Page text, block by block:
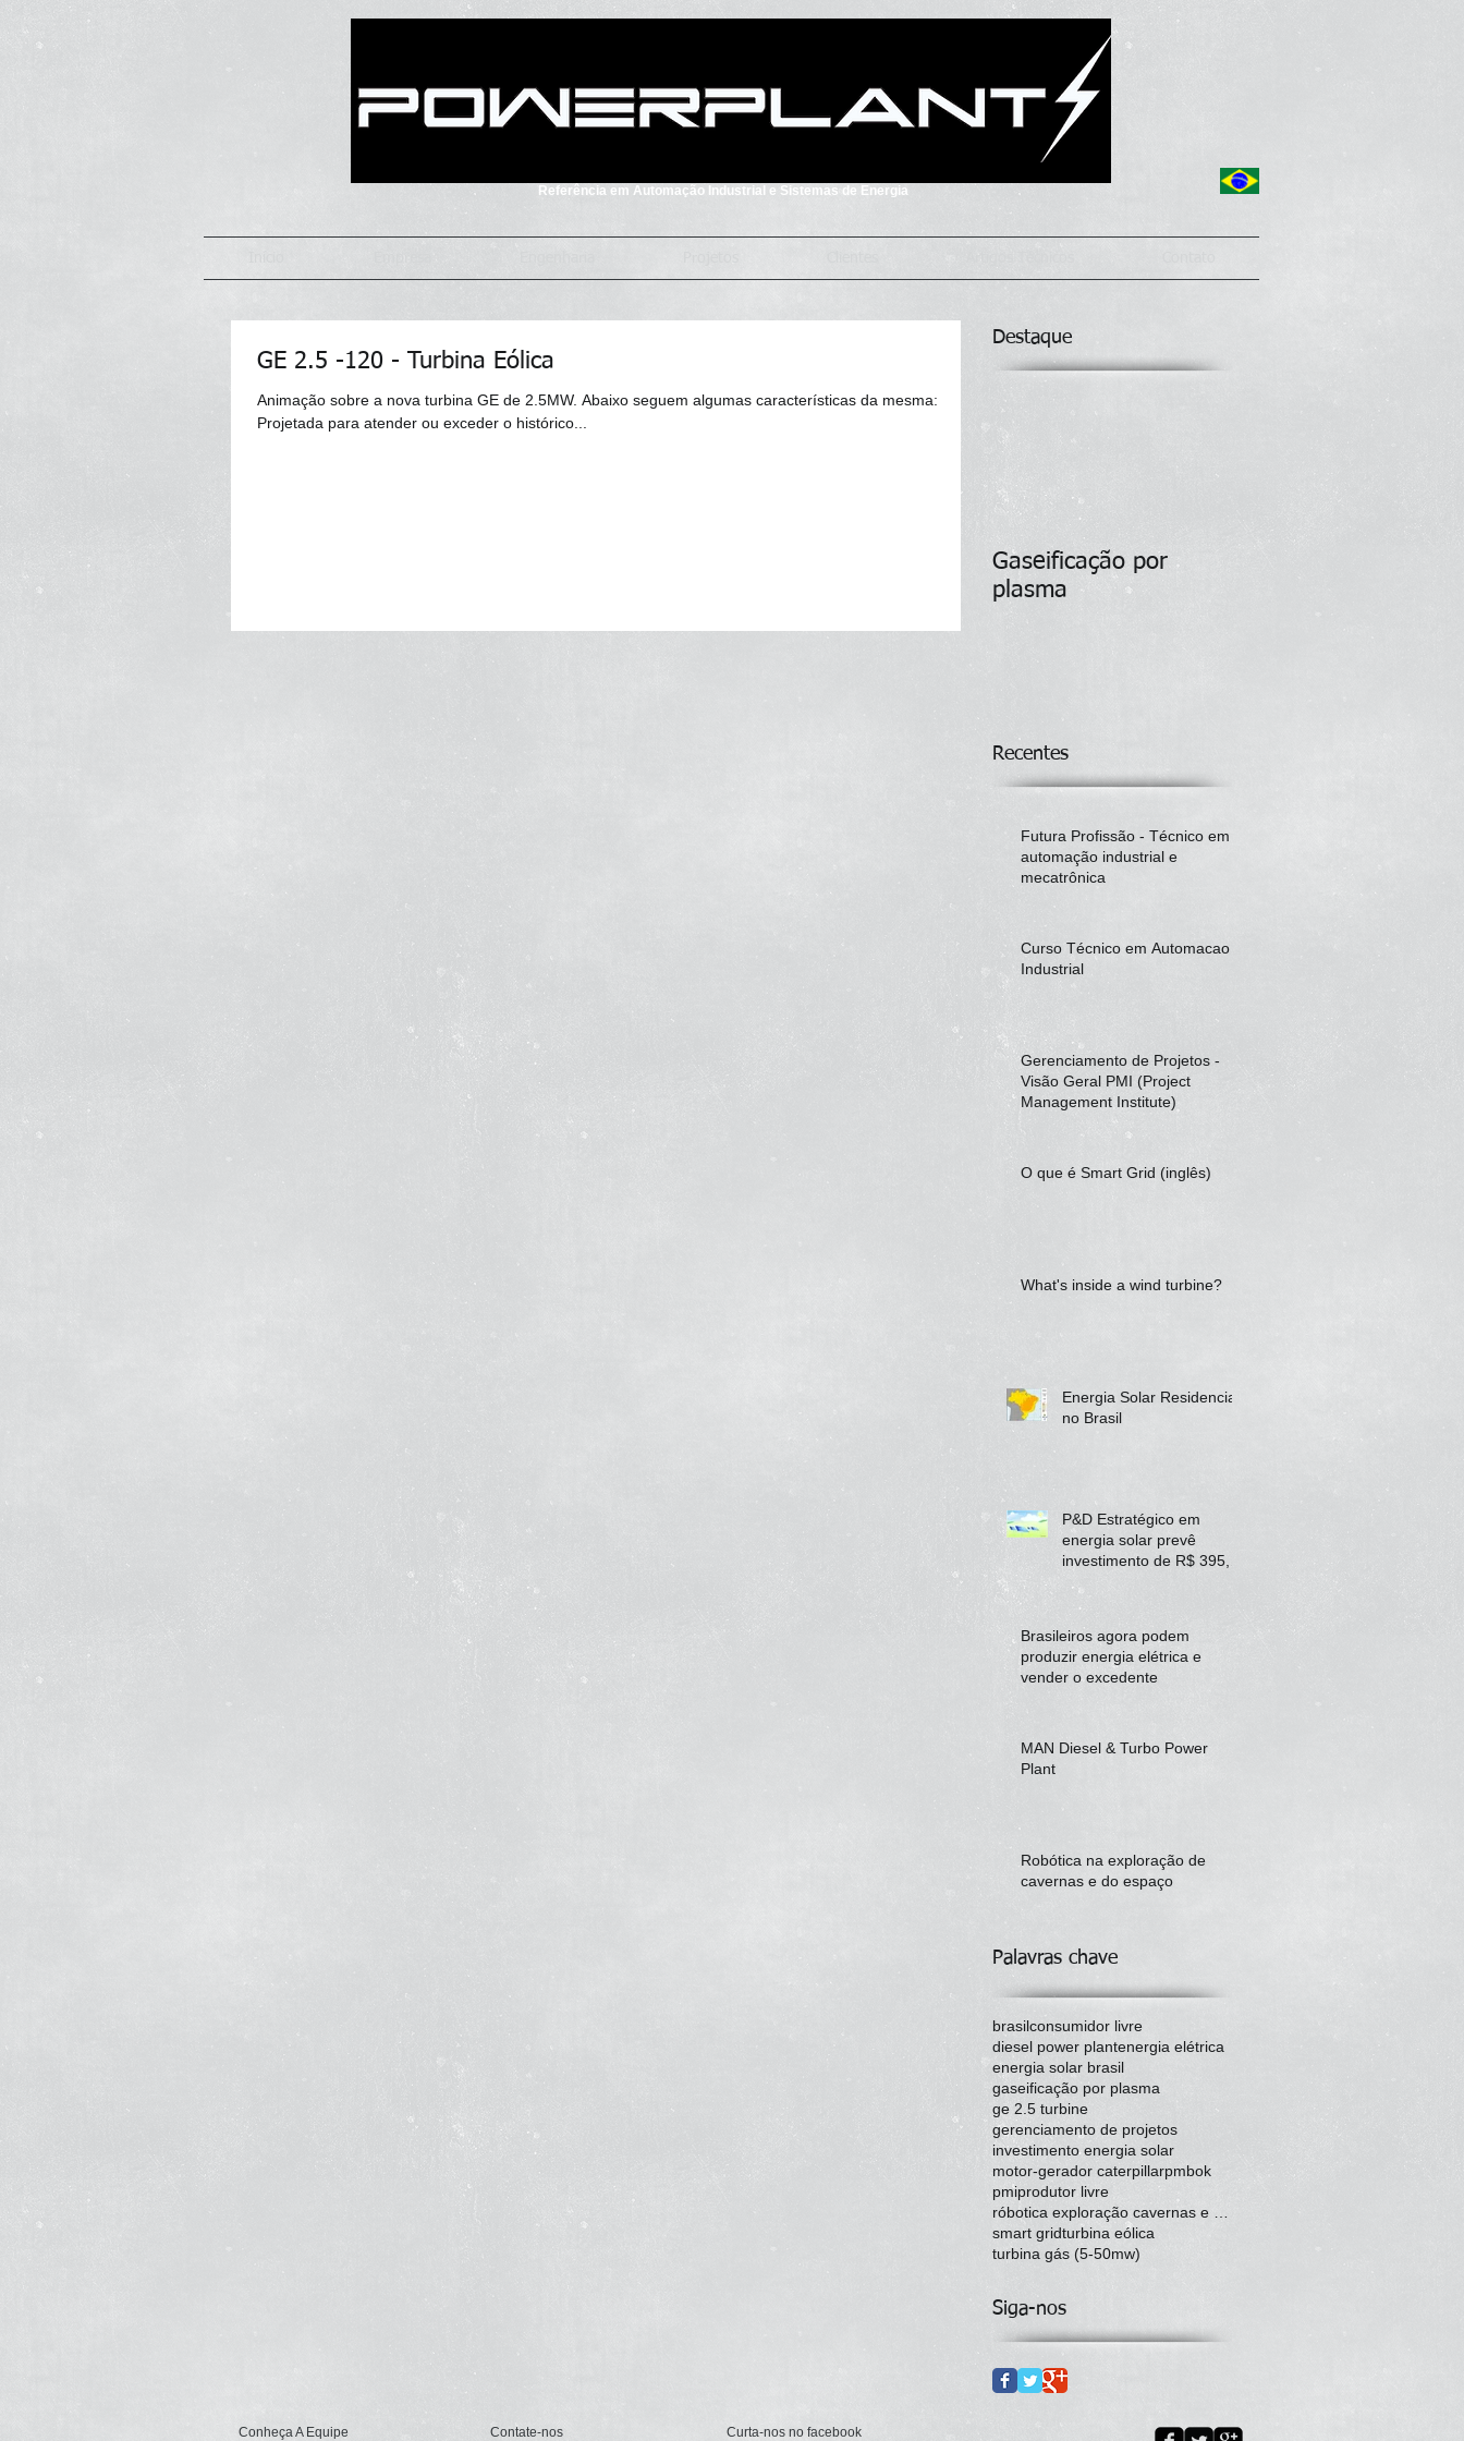
Referência em Automação Industrial e Sistemas de Energia
GE 2.5 -120 - Turbina Eólica
Animação sobre a nova turbina GE de 2.5MW. Abaixo seguem algumas características da mesma:
Projetada para atender ou exceder o histórico...
Destaque
Gaseificação por
plasma
Recentes
Futura Profissão - Técnico em
automação industrial e
mecatrônica
Curso Técnico em Automacao
Industrial
Gerenciamento de Projetos -
Visão Geral PMI (Project
Management Institute)
O que é Smart Grid (inglês)
What's inside a wind turbine?
Energia Solar Residencial
no Brasil
P&D Estratégico em
energia solar prevê
investimento de R$ 395,9
Brasileiros agora podem
produzir energia elétrica e
vender o excedente
MAN Diesel & Turbo Power
Plant
Robótica na exploração de
cavernas e do espaço
Palavras chave
brasilconsumidor livre
diesel power plantenergia elétrica
energia solar brasil
gaseificação por plasma
ge 2.5 turbine
gerenciamento de projetos
investimento energia solar
motor-gerador caterpillarpmbok
pmiprodutor livre
smart gridturbina eólica
turbina gás (5-50mw)
Siga-nos
Conheça A Equipe Contate-nos Curta-nos no facebook